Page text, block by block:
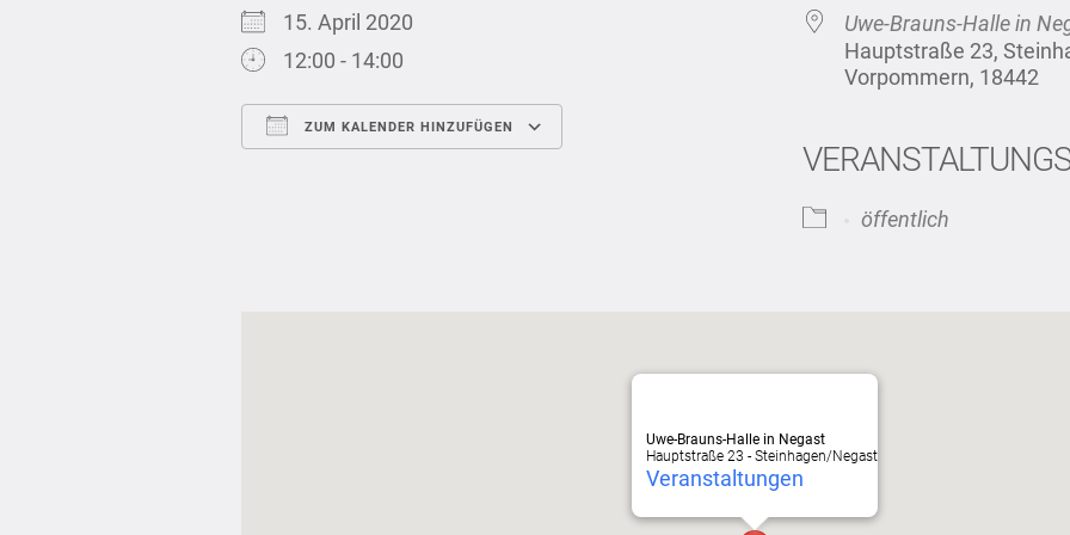
15. April 2020
12:00 - 14:00
ZUM KALENDER HINZUFÜGEN
iCalendar
Uwe-Brauns-Halle in
Hauptstraße 23,
Vorpommern, 18442
öffentlich
Uwe-Brauns-Halle in Negast
Hauptstraße 23 - Steinhagen/Negast
Veranstaltungen